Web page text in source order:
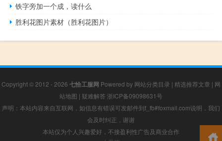
铁字旁加一个成，读什么
胜利花图片素材（胜利花图片）
Copyright © 2012 - 2026 七恰工服网 Powered by 网站分类目录 | 精选推荐文章 | 网
站地图 | 疑难解答 浙ICP备09098631号
声明：本站内容来自互联网，如信息有错误可发邮件到f_fb#foxmail.com说明，我们
会及时纠正，谢谢
本站仅为个人兴趣爱好，不接盈利性广告及商业合作